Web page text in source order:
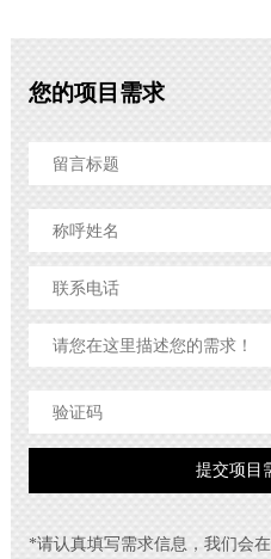
您的项目需求
*请认真填写需求信息，我们会在